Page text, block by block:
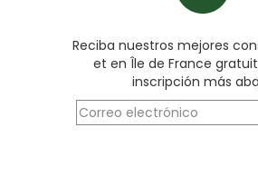
Reciba nuestros mejores
et en Île de France
inscripción más